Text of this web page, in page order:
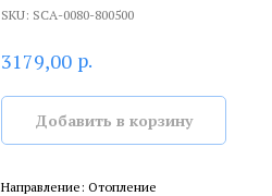
SKU: SCA-0080-800500
3179,00 р.
Добавить в корзину
Направление: Отопление